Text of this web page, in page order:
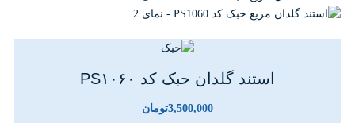
استند گلدان حبک کد PS۱۰۶۰
3,500,000تومان